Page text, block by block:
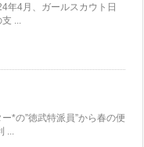
年4月、ガールスカウト日
...
*の”徳武特派員”から春の便